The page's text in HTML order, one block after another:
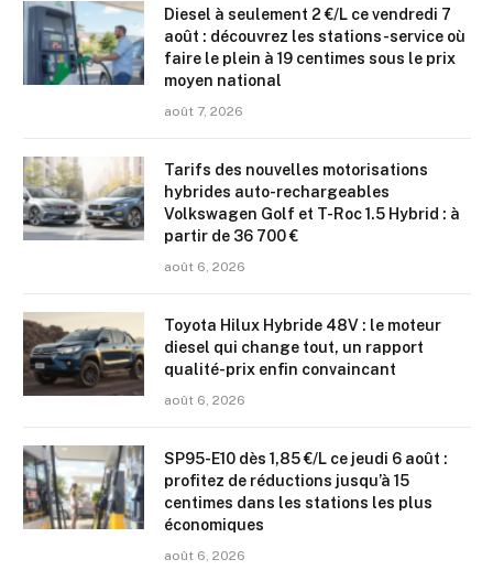
Diesel à seulement 2 €/L ce vendredi 7
août : découvrez les stations-service où
faire le plein à 19 centimes sous le prix
moyen national
août 7, 2026
Tarifs des nouvelles motorisations
hybrides auto-rechargeables
Volkswagen Golf et T-Roc 1.5 Hybrid : à
partir de 36 700 €
août 6, 2026
Toyota Hilux Hybride 48V : le moteur
diesel qui change tout, un rapport
qualité-prix enfin convaincant
août 6, 2026
SP95-E10 dès 1,85 €/L ce jeudi 6 août :
profitez de réductions jusqu’à 15
centimes dans les stations les plus
économiques
août 6, 2026